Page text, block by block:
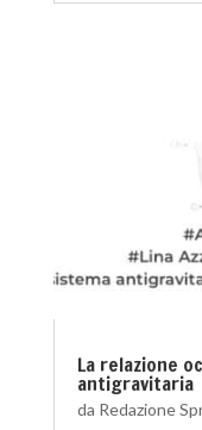
La relazione
antigravitaria
da Redazione